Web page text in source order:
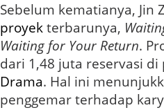
Sebelum kematianya,
proyekterbarunya,
Waiting for Your Return.
dari 1,48 juta reservasi
Drama. Hal ini
penggemar terhadap